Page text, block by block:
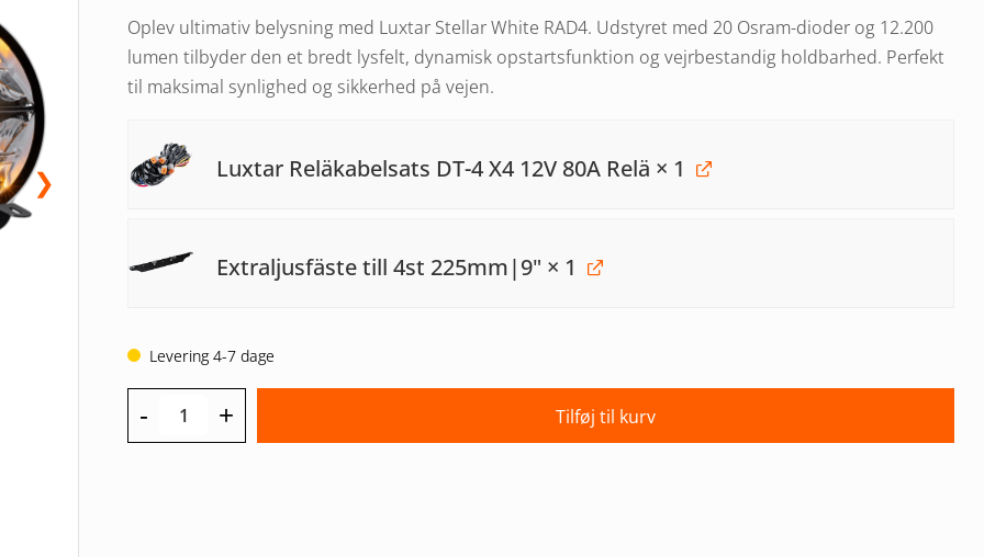
❯
Oplev ultimativ belysning med Luxtar Stellar White RAD4. Udstyret med 20 Osram-dioder og 12.200
lumen tilbyder den et bredt lysfelt, dynamisk opstartsfunktion og vejrbestandig holdbarhed. Perfekt
til maksimal synlighed og sikkerhed på vejen.
Luxtar Reläkabelsats DT-4 X4 12V 80A Relä × 1
Extraljusfäste till 4st 225mm|9" × 1
Levering 4-7 dage
- + Tilføj til kurv